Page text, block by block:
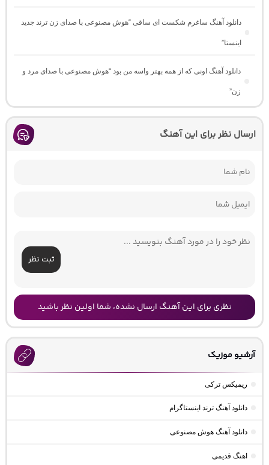
دانلود آهنگ ساغرم شکست ای ساقی “هوش مصنوعی با صدای زن ترند جدید
اینستا”
دانلود آهنگ اونی که از همه بهتر واسه من بود “هوش مصنوعی با صدای مرد و
زن”
ارسال نظر برای این آهنگ
ثبت نظر
نظری برای این آهنگ ارسال نشده، شما اولین نظر باشید
آرشیو موزیک
ریمیکس ترکی
دانلود آهنگ ترند اینستاگرام
دانلود آهنگ هوش مصنوعی
اهنگ قدیمی